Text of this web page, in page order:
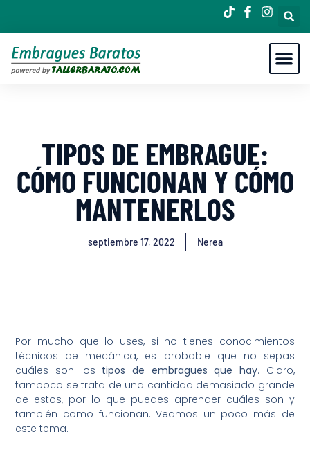
TIPOS DE EMBRAGUE:
CÓMO FUNCIONAN Y CÓMO
MANTENERLOS
septiembre 17, 2022 Nerea
Por mucho que lo uses, si no tienes conocimientos
técnicos de mecánica, es probable que no sepas
cuáles son los tipos de embragues que hay. Claro,
tampoco se trata de una cantidad demasiado grande
de estos, por lo que puedes aprender cuáles son y
también como funcionan. Veamos un poco más de
este tema.